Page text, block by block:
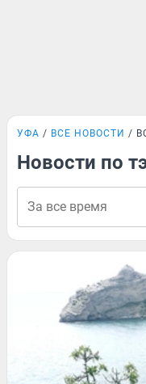
УФА ВСЕ НОВОСТИ
Новости по